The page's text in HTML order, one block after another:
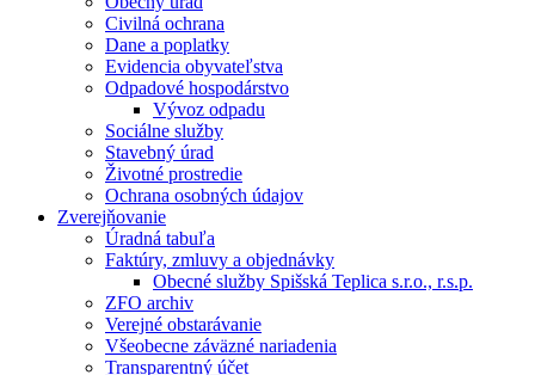
Civilná ochrana
Dane a poplatky
Evidencia obyvateľstva
Odpadové hospodárstvo
Vývoz odpadu
Sociálne služby
Stavebný úrad
Životné prostredie
Ochrana osobných údajov
Zverejňovanie
Úradná tabuľa
Faktúry, zmluvy a objednávky
Obecné služby Spišská Teplica s.r.o., r.s.p.
ZFO archiv
Verejné obstarávanie
Všeobecne záväzné nariadenia
Transparentný účet